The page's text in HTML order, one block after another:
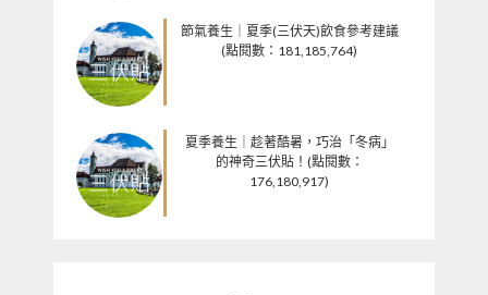
節氣養生｜夏季(三伏天)飲食參考建議
(點閱數：181,185,764)
夏季養生｜趁著酷暑，巧治「冬病」
的神奇三伏貼！(點閱數：
176,180,917)